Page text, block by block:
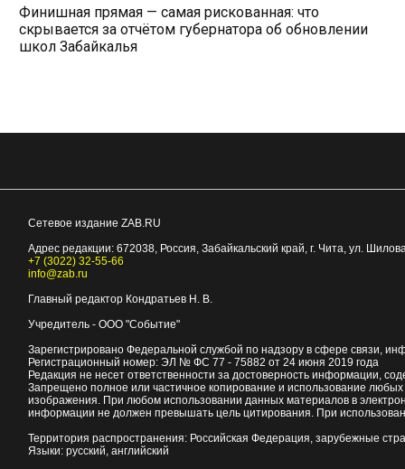
Финишная прямая — самая рискованная: что
скрывается за отчётом губернатора об обновлении
школ Забайкалья
Сетевое издание ZAB.RU
Адрес редакции: 672038, Россия, Забайкальский край, г. Чита, ул.
+7 (3022) 32-55-66
info@zab.ru
Главный редактор Кондратьев Н. В.
Учредитель - ООО "Событие"
Зарегистрировано Федеральной службой по надзору в сфере связи,
Регистрационный номер: ЭЛ № ФС 77 - 75882 от 24 июня 2019 года
Редакция не несет ответственности за достоверность информации,
Запрещено полное или частичное копирование и использование
изображения. При любом использовании данных материалов в
информации не должен превышать цель цитирования. При
Территория распространения: Российская Федерация, зарубежные
Языки: русский, английский